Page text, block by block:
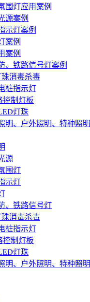
围灯应用案例
源案例
示灯案例
案例
案例
、铁路信号灯案例
消毒杀毒
桩指示灯
控制灯板
灯珠
明、户外照明、特种照明
源
围灯
示灯
、铁路信号灯
消毒杀毒
桩指示灯
控制灯板
灯珠
明、户外照明、特种照明